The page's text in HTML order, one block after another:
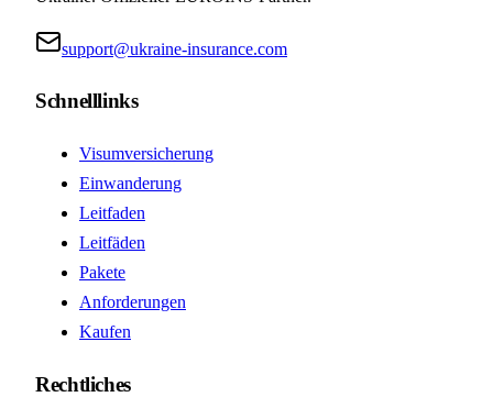
support@ukraine-insurance.com
Schnelllinks
Visumversicherung
Einwanderung
Leitfaden
Leitfäden
Pakete
Anforderungen
Kaufen
Rechtliches